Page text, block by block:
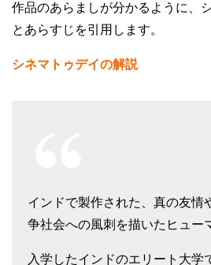
作品のあらましが分かるように、
とあらすじを引用します。
シネマトゥデイの解説
インドで製作された、真の友情
争社会への風刺を描いたヒュー
入学したインドのエリート大学